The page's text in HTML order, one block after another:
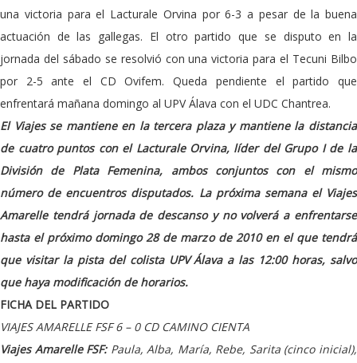
una victoria para el Lacturale Orvina por 6-3 a pesar de la buena
actuación de las gallegas. El otro partido que se disputo en la
jornada del sábado se resolvió con una victoria para el Tecuni Bilbo
por 2-5 ante el CD Ovifem. Queda pendiente el partido que
enfrentará mañana domingo al UPV Álava con el UDC Chantrea.
El Viajes se mantiene en la tercera plaza y mantiene la distancia
de cuatro puntos con el Lacturale Orvina, líder del Grupo I de la
División de Plata Femenina, ambos conjuntos con el mismo
número de encuentros disputados. La próxima semana el Viajes
Amarelle tendrá jornada de descanso y no volverá a enfrentarse
hasta el próximo domingo 28 de marzo de 2010 en el que tendrá
que visitar la pista del colista UPV Álava a las 12:00 horas, salvo
que haya modificación de horarios.
FICHA DEL PARTIDO
VIAJES AMARELLE FSF 6 – 0 CD CAMINO CIENTA
Viajes Amarelle FSF:Paula, Alba, María, Rebe, Sarita (cinco inicial),